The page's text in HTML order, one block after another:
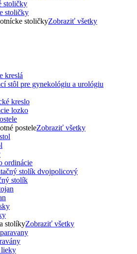
stoličky
stoličkyZobraziť všetky
kreslá
kreslo
posteleZobraziť všetky
ordinácie
stolík
stolíkyZobraziť všetky